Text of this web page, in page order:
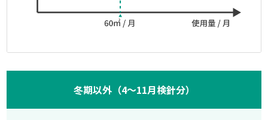
冬期以外（4〜11月検針分）